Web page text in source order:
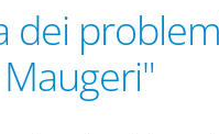
dei